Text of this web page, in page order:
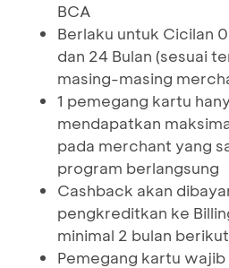
BCA
Berlaku untuk Cicilan
dan 24 Bulan (sesuai
masing-masing
1 pemegang kartu
mendapatkan
pada merchant yang
program berlangsung
Cashback akan
pengkreditkan ke
minimal 2 bulan
Pemegang kartu